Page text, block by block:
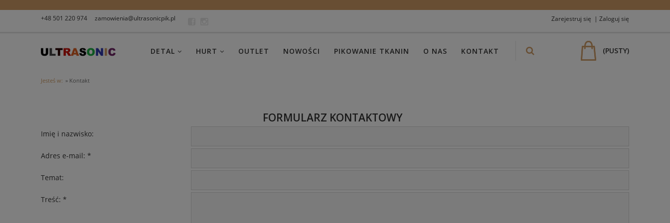
Zarejestruj się Zaloguj się
+48 501 220 974 zamowienia@ultrasonicpik.pl
(PUSTY)
DETAL HURT OUTLET NOWOŚCI PIKOWANIE TKANIN O NAS KONTAKT
Jesteś w: » Kontakt
FORMULARZ KONTAKTOWY
Imię i nazwisko:
Adres e-mail: *
Temat:
Treść: *